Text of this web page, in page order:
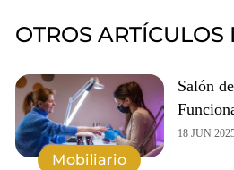
OTROS ARTÍCULOS
Mobiliario
Salón
18 JUN